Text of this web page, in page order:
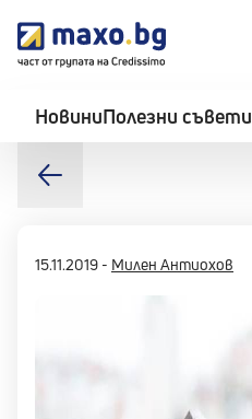
НовиниПолезни съвети
15.11.2019 - Милен Антиохов